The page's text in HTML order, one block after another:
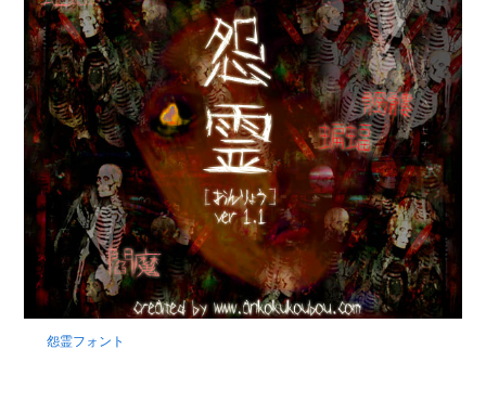
怨霊フォント